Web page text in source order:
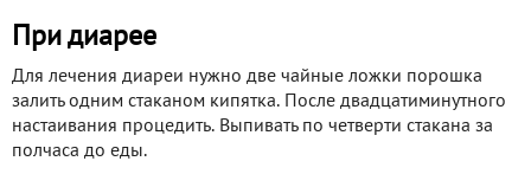
При диарее
Для лечения диареи нужно две чайные ложки порошка
залить одним стаканом кипятка. После двадцатиминутного
настаивания процедить. Выпивать по четверти стакана за
полчаса до еды.